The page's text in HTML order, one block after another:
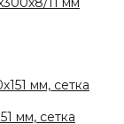
мм, сетка